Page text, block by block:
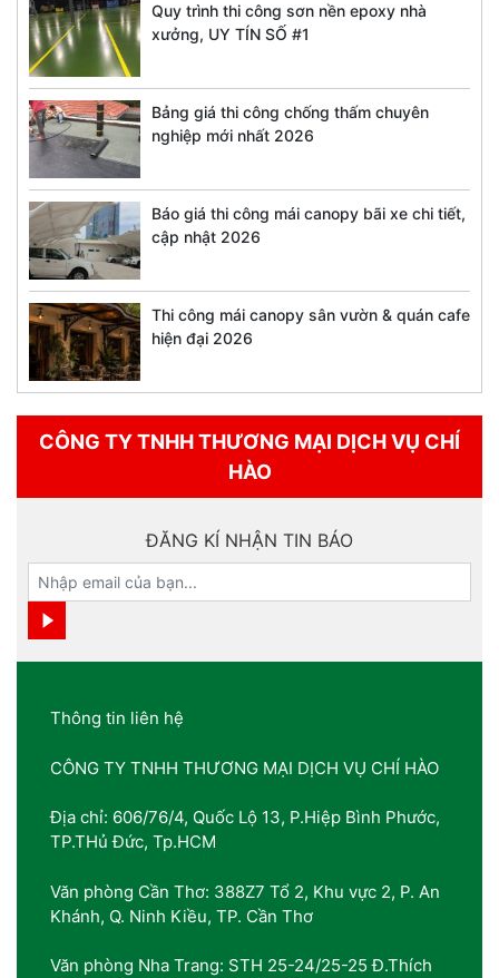
Quy trình thi công sơn nền epoxy nhà
xưởng, UY TÍN SỐ #1
Bảng giá thi công chống thấm chuyên
nghiệp mới nhất 2026
Báo giá thi công mái canopy bãi xe chi tiết,
cập nhật 2026
Thi công mái canopy sân vườn & quán cafe
hiện đại 2026
CÔNG TY TNHH THƯƠNG MẠI DỊCH VỤ CHÍ
HÀO
ĐĂNG KÍ NHẬN TIN BÁO
Thông tin liên hệ
CÔNG TY TNHH THƯƠNG MẠI DỊCH VỤ CHÍ HÀO
Địa chỉ: 606/76/4, Quốc Lộ 13, P.Hiệp Bình Phước,
TP.THủ Đức, Tp.HCM
Văn phòng Cần Thơ: 388Z7 Tổ 2, Khu vực 2, P. An
Khánh, Q. Ninh Kiều, TP. Cần Thơ
Văn phòng Nha Trang: STH 25-24/25-25 Đ.Thích